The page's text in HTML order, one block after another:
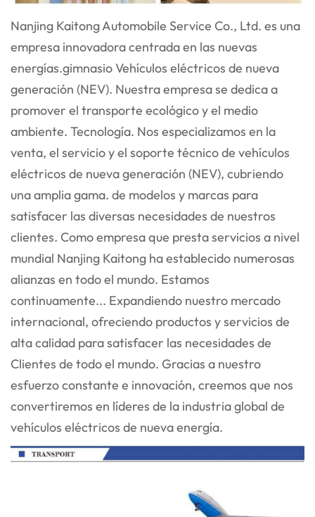
Nanjing Kaitong Automobile Service Co., Ltd. es una
empresa innovadora centrada en las nuevas
energías.gimnasioVehículos eléctricos de nueva
generación (NEV). Nuestra empresa se dedica a
promover el transporte ecológico y el medio
ambiente. Tecnología. Nos especializamos en la
venta, el servicio y el soporte técnico de vehículos
eléctricos de nueva generación (NEV), cubriendo
una amplia gama. de modelos y marcas para
satisfacer las diversas necesidades de nuestros
clientes. Como empresa que presta servicios a nivel
mundial Nanjing Kaitong ha establecido numerosas
alianzas en todo el mundo. Estamos
continuamente... Expandiendo nuestro mercado
internacional, ofreciendo productos y servicios de
alta calidad para satisfacer las necesidades de
Clientes de todo el mundo. Gracias a nuestro
esfuerzo constante e innovación, creemos que nos
convertiremos en líderes de la industria global de
vehículos eléctricos de nueva energía.